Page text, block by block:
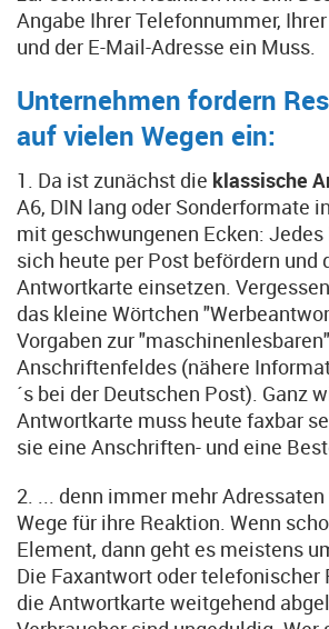
Angabe Ihrer Telefonnummer,
und der E-Mail-Adresse ein Muss.
Unternehmen fordern
auf vielen Wegen ein:
1. Da ist zunächst die klassische
A6, DIN lang oder Sonderformate
mit geschwungenen Ecken:
sich heute per Post befördern und
Antwortkarte einsetzen.
das kleine Wörtchen
Vorgaben zur
Anschriftenfeldes (nähere
´s bei der Deutschen Post). Ganz
Antwortkarte muss heute faxbar
sie eine Anschriften- und eine
2. ... denn immer mehr
Wege für ihre Reaktion. Wenn
Element, dann geht es meistens
Die Faxantwort oder telefonischer
die Antwortkarte weitgehend